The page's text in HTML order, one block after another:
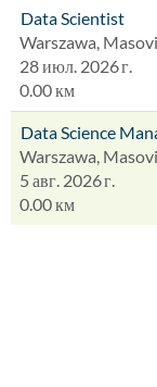
Data Scientist
Warszawa,
28 июл. 2026 г.
0.00 км
Data Science
Warszawa,
5 авг. 2026 г.
0.00 км